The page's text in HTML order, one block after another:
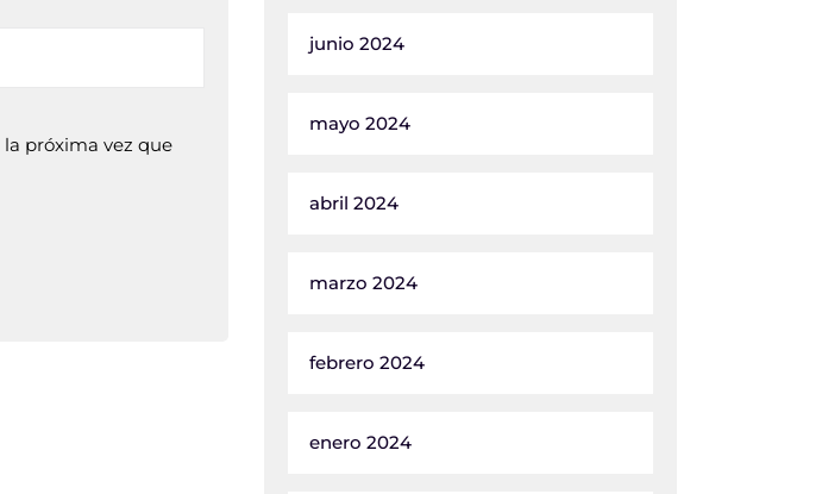
próxima vez que
junio 2024
mayo 2024
abril 2024
marzo 2024
febrero 2024
enero 2024